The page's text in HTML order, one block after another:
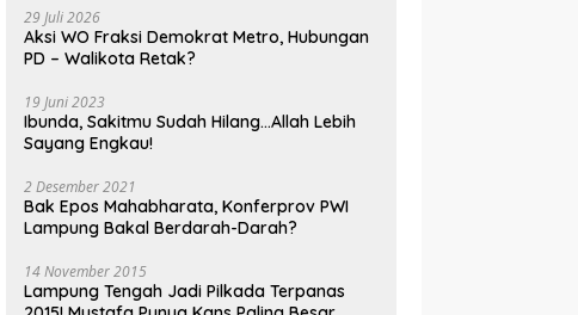
29 Juli 2026
Aksi WO Fraksi Demokrat Metro, Hubungan
PD – Walikota Retak?
19 Juni 2023
Ibunda, Sakitmu Sudah Hilang…Allah Lebih
Sayang Engkau!
2 Desember 2021
Bak Epos Mahabharata, Konferprov PWI
Lampung Bakal Berdarah-Darah?
14 November 2015
Lampung Tengah Jadi Pilkada Terpanas